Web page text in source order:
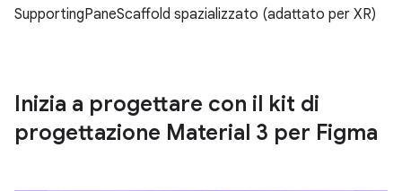
SupportingPaneScaffold spazializzato (adattato per XR)
Inizia a progettare con il kit di
progettazione Material 3 per Figma